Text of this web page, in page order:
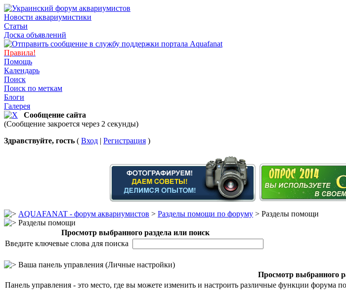
Новости аквариумистики
Статьи
Доска объявлений
Правила!
Помощь
Календарь
Поиск
Поиск по меткам
Блоги
Галерея
Сообщение сайта
(Сообщение закроется через 2 секунды)
Здравствуйте, гость ( Вход | Регистрация )
AQUAFANAT - форум аквариумистов > Разделы помощи по форуму > Разделы помощи
Разделы помощи
Просмотр выбранного раздела или поиск
Введите ключевые слова для поиска
Ваша панель управления (Личные настройки)
Просмотр выбранного
Панель управления - это место, где вы можете изменить и настроить различные функции